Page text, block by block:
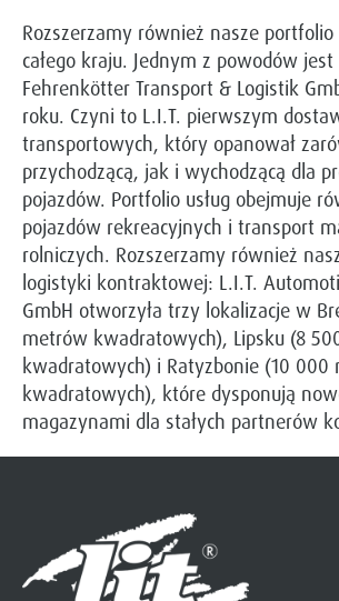
Rozszerzamy również nasze portfolio
całego kraju. Jednym z powodów
Fehrenkötter Transport & Logistik
roku. Czyni to L.I.T. pierwszym
transportowych, który opanował
przychodzącą, jak i wychodzącą dla
pojazdów. Portfolio usług obejmuje
pojazdów rekreacyjnych i transport
rolniczych. Rozszerzamy również
logistyki kontraktowej: L.I.T.
GmbH otworzyła trzy lokalizacje w
metrów kwadratowych), Lipsku (8
kwadratowych) i Ratyzbonie (10 000
kwadratowych), które dysponują
magazynami dla stałych partnerów